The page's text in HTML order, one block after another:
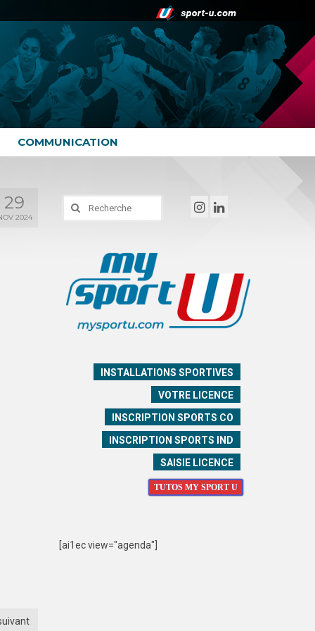
COMMUNICATION
29
2024
Rechercher
INSTALLATIONS SPORTIVES
VOTRE LICENCE
INSCRIPTION SPORTS CO
INSCRIPTION SPORTS IND
SAISIE LICENCE
TUTOS MY SPORT U
[ai1ec view="agenda"]